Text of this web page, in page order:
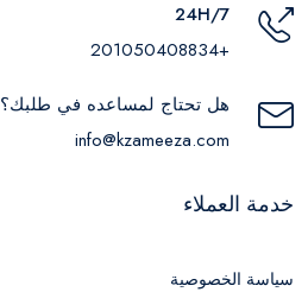
24H/7
+201050408834
هل تحتاج لمساعده في طلبك؟
info@kzameeza.com
خدمة العملاء
سياسة الخصوصية